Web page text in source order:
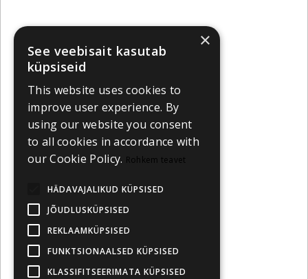
×
See veebisait kasutab
küpsiseid
This website uses cookies to
improve user experience. By
using our website you consent
to all cookies in accordance with
our Cookie Policy. Rohkem teavet
HÄDAVAJALIKUD KÜPSISED
JÕUDLUSKÜPSISED
REKLAAMKÜPSISED
FUNKTSIONAALSED KÜPSISED
KLASSIFITSEERIMATA KÜPSISED